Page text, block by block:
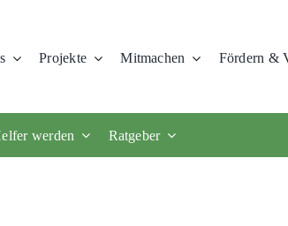
Projekte Mitmachen Fördern &
werden Ratgeber